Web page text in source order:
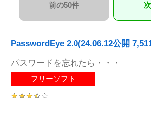
前の50件
PasswordEye 2.0(24.06.12公開
パスワードを忘れたら・・・
フリーソフト